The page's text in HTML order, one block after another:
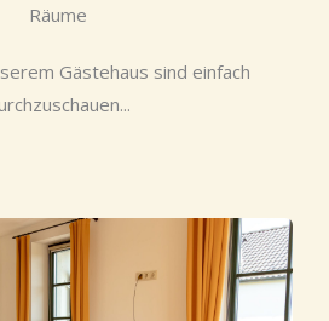
Räume
Gästehaus sind einfach